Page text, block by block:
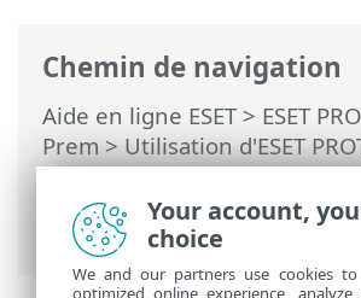
Chemin de navigation
Aide en ligne ESET> ESET
Prem>Utilisation d'ESET
Prem>ESET PROTECT On-
principal
>Tâches>Tâches
Diagnostics
Your account,
choice
We and our partners use cookies
optimized online experience,